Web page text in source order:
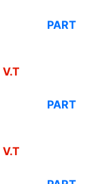
PART
V.T
PART
V.T